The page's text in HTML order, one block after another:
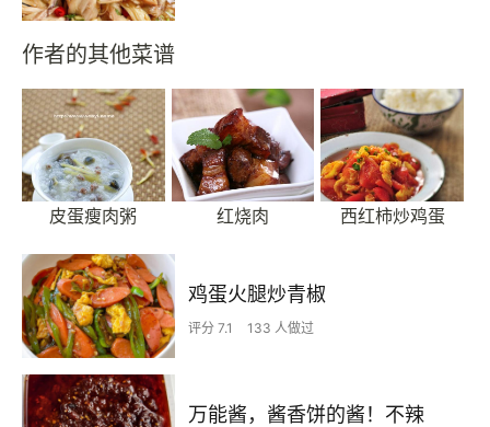
作者的其他菜谱
皮蛋瘦肉粥 红烧肉 西红柿炒鸡蛋
鸡蛋火腿炒青椒
评分 7.1 133 人做过
万能酱，酱香饼的酱！不辣